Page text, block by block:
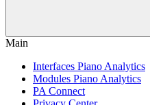
Main
Interfaces Piano Analytics
Modules Piano Analytics
PA Connect